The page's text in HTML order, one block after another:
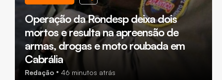
Operação da Rondesp deixa dois
mortos e resulta na apreensão de
armas, drogas e moto roubada em
Cabrália
Redação 46 minutos atrás